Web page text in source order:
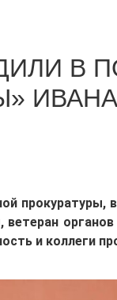
В
прокуратуры,
ветеран
и коллеги